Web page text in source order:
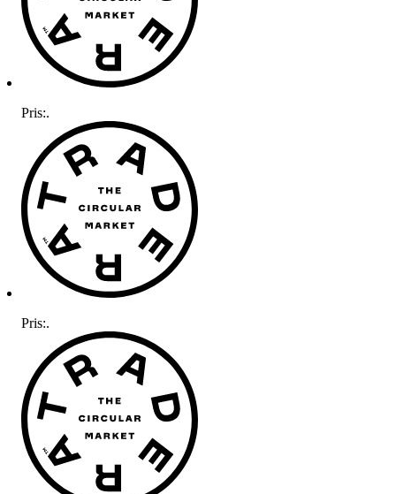
Pris:.
Pris:.